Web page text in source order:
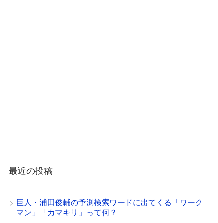
最近の投稿
巨人・浦田俊輔の予測検索ワードに出てくる「ワーク
マン」「カマキリ」って何？